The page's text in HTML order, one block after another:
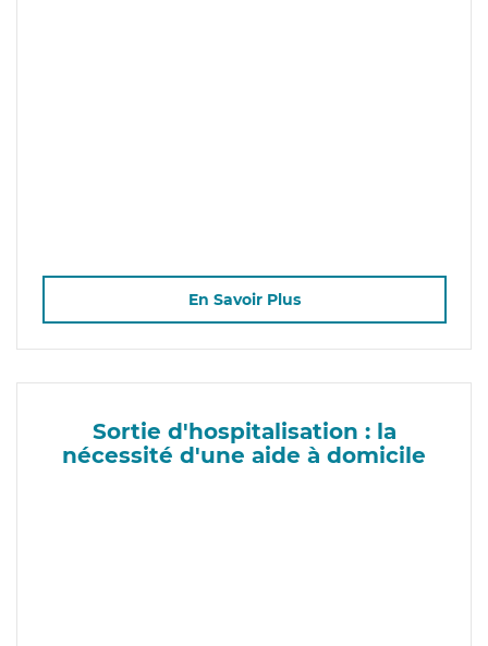
En Savoir Plus
Sortie d'hospitalisation : la
nécessité d'une aide à domicile